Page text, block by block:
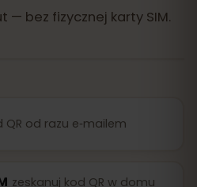
— bez fizycznej karty SIM.
QR od razu e‑mailem
zeskanuj kod QR w domu